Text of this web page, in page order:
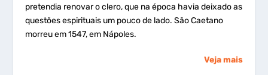
pretendia renovar o clero, que na época havia deixado as
questões espirituais um pouco de lado. São Caetano
morreu em 1547, em Nápoles.
Veja mais